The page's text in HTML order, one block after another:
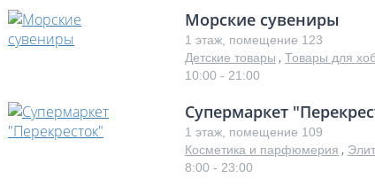
Морские сувениры
1 этаж, помещение 123
Детские товары , Товары для
10:00 - 21:00
Супермаркет
1 этаж, помещение 109
Косметика и парфюмерия ,
8:00 - 23:00